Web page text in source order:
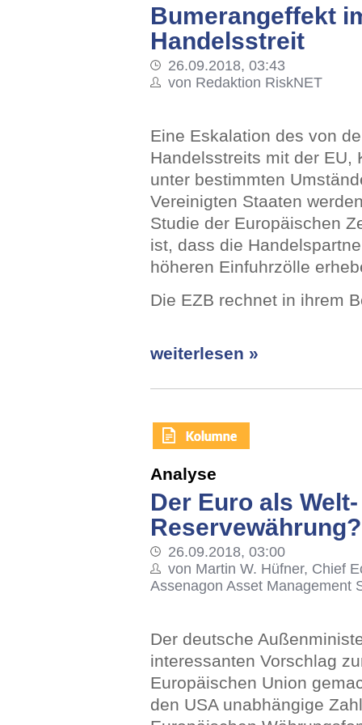
Bumerangeffekt
Handelsstreit
26.09.2018, 03:43
von Redaktion RiskNET
Eine Eskalation des von
Handelsstreits mit der EU,
unter bestimmten
Vereinigten Staaten
Studie der Europäischen
ist, dass die
höheren Einfuhrzölle
Die EZB rechnet in ihrem
weiterlesen »
Analyse
Der Euro als Welt-
Reservewährung?
26.09.2018, 03:00
von Martin W. Hüfner, Chief
Assenagon Asset Management
Der deutsche
interessanten Vorschlag
Europäischen Union
den USA unabhängige